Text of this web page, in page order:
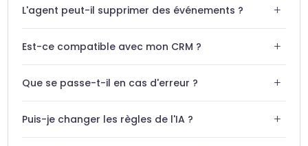
stocke aucune donnée sensible de votre calendrier.
L'agent peut-il supprimer des événements ? +
cycle de vie de vos événements.
Est-ce compatible avec mon CRM ? +
de nombreux CRM via nos intégrations natives.
Que se passe-t-il en cas d'erreur ? +
humaine pour les actions critiques.
Puis-je changer les règles de l'IA ? +